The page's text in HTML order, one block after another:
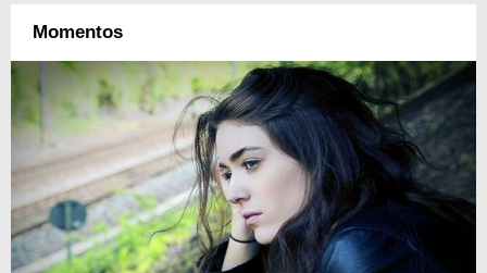
Momentos